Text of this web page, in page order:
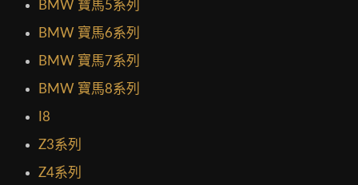
BMW 寶馬5系列
BMW 寶馬6系列
BMW 寶馬7系列
BMW 寶馬8系列
I8
Z3系列
Z4系列